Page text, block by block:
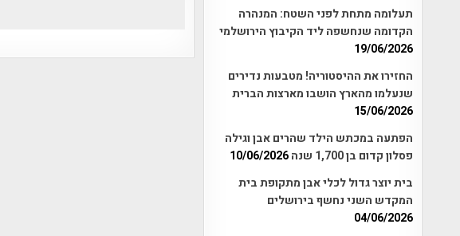
תעלומה מתחת לפני השטח: המנהרה
הקדומה שנחשפה ליד הקיבוץ הירושלמי
19/06/2026
החזירו את ההיסטוריה! מטבעות נדירים
שנעלמו מהארץ הושבו מארצות הברית
15/06/2026
הפתעה במכתש הילד שהרים אבן וגילה
פסלון קדום בן 1,700 שנה
10/06/2026
בית יוצר גדול לכלי אבן מתקופת בית
המקדש השני נחשף בירושלים
04/06/2026